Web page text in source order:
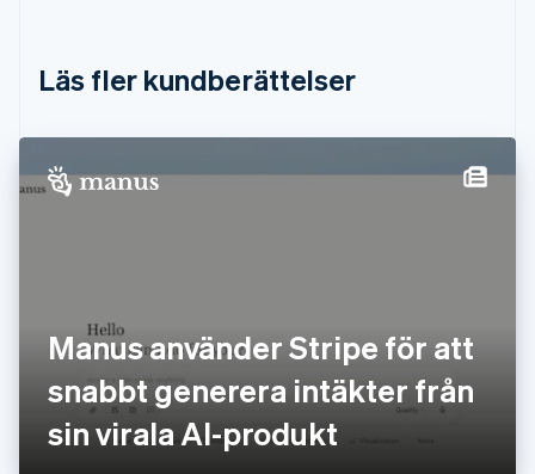
Läs fler kundberättelser
Manus använder Stripe för att
snabbt generera intäkter från
sin virala AI-produkt
English
EnglishSvenska
English
Grekland
English
Hongkong SAR, Kina
English 简体中文
Indien